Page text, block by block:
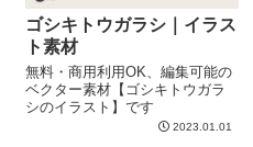
ゴシキトウガラシ｜イラス
ト素材
無料・商用利用OK、編集可能の
ベクター素材【ゴシキトウガラ
シのイラスト】です
2023.01.01